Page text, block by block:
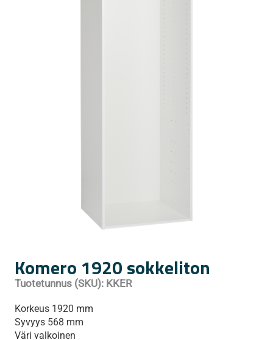
Komero 1920 sokkeliton
Tuotetunnus (SKU): KKER
Korkeus 1920 mm
Syvyys 568 mm
Väri valkoinen